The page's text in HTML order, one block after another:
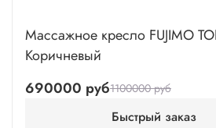
Массажное кресло FUJIMO
Коричневый
690000 руб1100000 руб
Быстрый заказ